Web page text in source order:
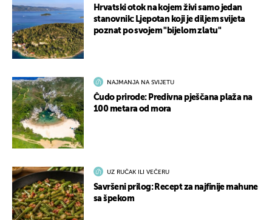
Hrvatski otok na kojem živi samo jedan
stanovnik: Ljepotan koji je diljem svijeta
poznat po svojem "bijelom zlatu"
NAJMANJA NA SVIJETU
Čudo prirode: Predivna pješčana plaža na
100 metara od mora
UZ RUČAK ILI VEČERU
Savršeni prilog: Recept za najfinije mahune
sa špekom